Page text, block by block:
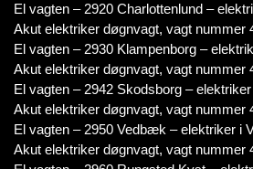
El vagten – 2920 Charlottenlund –
Akut elektriker døgnvagt, vagt nummer
El vagten – 2930 Klampenborg –
Akut elektriker døgnvagt, vagt nummer
El vagten – 2942 Skodsborg –
Akut elektriker døgnvagt, vagt nummer
El vagten – 2950 Vedbæk – elektriker i
Akut elektriker døgnvagt, vagt nummer